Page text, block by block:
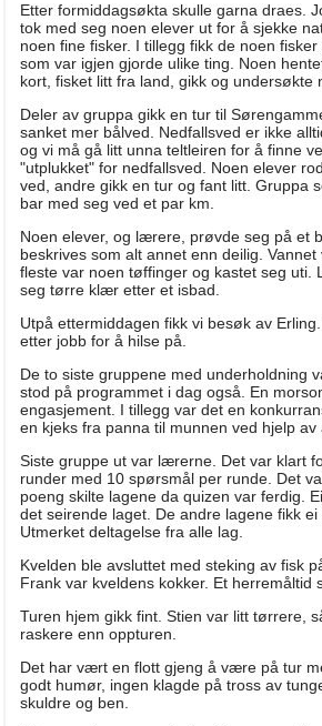
Etter formiddagsøkta skulle garna draes.
tok med seg noen elever ut for å sjekke
noen fine fisker. I tillegg fikk de noen
som var igjen gjorde ulike ting. Noen
kort, fisket litt fra land, gikk og undersøkte
Deler av gruppa gikk en tur til
sanket mer bålved. Nedfallsved er ikke
og vi må gå litt unna teltleiren for å finne
"utplukket" for nedfallsved. Noen elever
ved, andre gikk en tur og fant litt. Gruppa
bar med seg ved et par km.
Noen elever, og lærere, prøvde seg på et
beskrives som alt annet enn deilig.
fleste var noen tøffinger og kastet seg uti.
seg tørre klær etter et isbad.
Utpå ettermiddagen fikk vi besøk av
etter jobb for å hilse på.
De to siste gruppene med underholdning
stod på programmet i dag også. En
engasjement. I tillegg var det en
en kjeks fra panna til munnen ved hjelp av
Siste gruppe ut var lærerne. Det var klart
runder med 10 spørsmål per runde. Det
poeng skilte lagene da quizen var ferdig.
det seirende laget. De andre lagene fikk ei
Utmerket deltagelse fra alle lag.
Kvelden ble avsluttet med steking av fisk
Frank var kveldens kokker. Et herremåltid
Turen hjem gikk fint. Stien var litt tørrere,
raskere enn oppturen.
Det har vært en flott gjeng å være på tur
godt humør, ingen klagde på tross av
skuldre og ben.